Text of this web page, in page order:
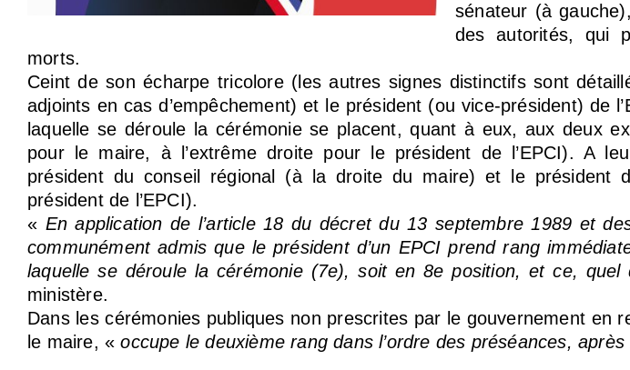
sénateur (à
des autorités, qui
morts.
Ceint de son écharpe tricolore (les autres signes distinctifs sont
adjoints en cas d’empêchement) et le président (ou vice-président) de
laquelle se déroule la cérémonie se placent, quant à eux, aux deux
pour le maire, à l’extrême droite pour le président de l’EPCI). A
président du conseil régional (à la droite du maire) et le président
président de l’EPCI).
« En application de l’article 18 du décret du 13 septembre 1989 et
communément admis que le président d’un EPCI prend rang
laquelle se déroule la cérémonie (7e), soit en 8e position, et ce, quel
ministère.
Dans les cérémonies publiques non prescrites par le gouvernement en
le maire, «occupe le deuxième rang dans l’ordre des préséances,